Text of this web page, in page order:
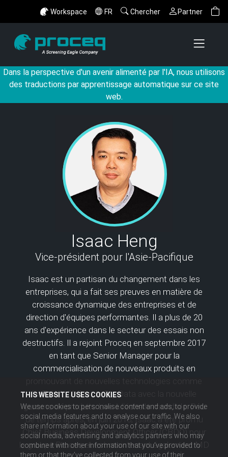
THIS WEBSITE USES COOKIES
We use cookies to personalise content and ads, to provide
social media features and to analyse our traffic. We also
share information about your use of our site with our
social media, advertising and analytics partners who may
combine it with other information that you’ve provided to
them or that they’ve collected from your use of their
Workspace FR Chercher Partner
Dans la perspective d'un avenir alimenté par l'IA, nous utilisons
des traductions par apprentissage automatique sur ce site
web.
Isaac Heng
Vice-président pour l'Asie-Pacifique
Isaac est un partisan du changement dans les
entreprises, qui a fait ses preuves en matière de
croissance dynamique des entreprises et de
direction d'équipes performantes. Il a plus de 20
ans d'expérience dans le secteur des essais non
destructifs. Il a rejoint Proceq en septembre 2017
en tant que Senior Manager pour la
commercialisation de nouveaux produits en
l'IoT, l'A.I., l'A.R. et le Big Data avec la nouvelle
gamme de produits Live à l'échelle mondiale. Peu
de temps après, en juin 2018, Isaac a été promu
Chief Business Development Officer (CBDO) pour
le groupe Proceq et est maintenant également MD